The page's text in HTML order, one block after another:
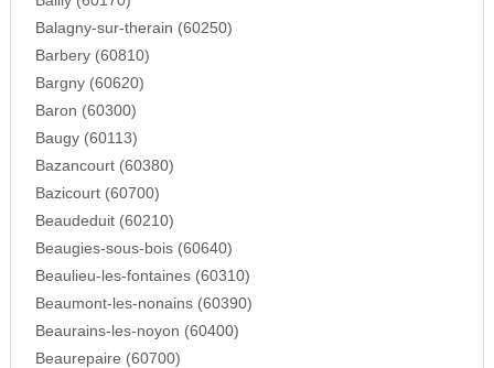
Balagny-sur-therain (60250)
Barbery (60810)
Bargny (60620)
Baron (60300)
Baugy (60113)
Bazancourt (60380)
Bazicourt (60700)
Beaudeduit (60210)
Beaugies-sous-bois (60640)
Beaulieu-les-fontaines (60310)
Beaumont-les-nonains (60390)
Beaurains-les-noyon (60400)
Beaurepaire (60700)